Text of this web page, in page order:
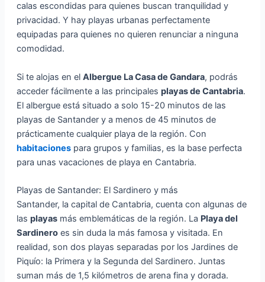
calas escondidas para quienes buscan tranquilidad y
privacidad. Y hay playas urbanas perfectamente
equipadas para quienes no quieren renunciar a ninguna
comodidad.
Si te alojas en el Albergue La Casa de Gandara, podrás
acceder fácilmente a las principales playas de Cantabria.
El albergue está situado a solo 15-20 minutos de las
playas de Santander y a menos de 45 minutos de
prácticamente cualquier playa de la región. Con
habitacionespara grupos y familias, es la base perfecta
para unas vacaciones de playa en Cantabria.
Playas de Santander: El Sardinero y más
Santander, la capital de Cantabria, cuenta con algunas de
las playasmás emblemáticas de la región. La Playa del
Sardineroes sin duda la más famosa y visitada. En
realidad, son dos playas separadas por los Jardines de
Piquío: la Primera y la Segunda del Sardinero. Juntas
suman más de 1,5 kilómetros de arena fina y dorada.